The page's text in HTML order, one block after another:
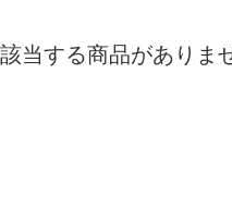
該当する商品がありま